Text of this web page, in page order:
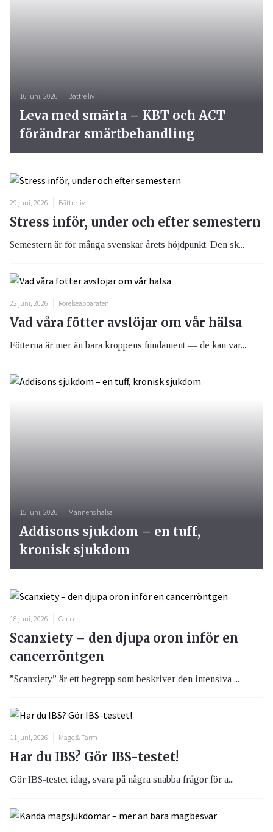
29 juni, 2026 Bättre liv
Stress inför, under och efter semestern
Semestern är för många svenskar årets höjdpunkt. Den sk...
22 juni, 2026 Rörelseapparaten
Vad våra fötter avslöjar om vår hälsa
Fötterna är mer än bara kroppens fundament — de kan var...
16 juni, 2026 Bättre liv
Leva med smärta – KBT och ACT
förändrar smärtbehandling
15 juni, 2026 Mannens hälsa
Addisons sjukdom – en tuff,
kronisk sjukdom
18 juni, 2026 Cancer
Scanxiety – den djupa oron inför en
cancerröntgen
”Scanxiety” är ett begrepp som beskriver den intensiva ...
11 juni, 2026 Mage & Tarm
Har du IBS? Gör IBS-testet!
Gör IBS-testet idag, svara på några snabba frågor för a...